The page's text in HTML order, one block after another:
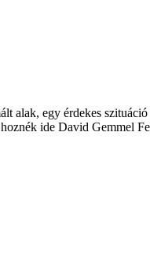
alak, egy érdekes
ide David Gemmel